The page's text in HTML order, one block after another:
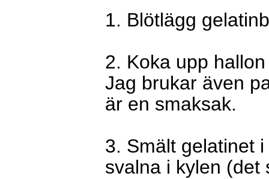
1. Blötlägg
2. Koka upp
Jag brukar även
är en smaksak.
3. Smält gelatinet
svalna i kylen (det